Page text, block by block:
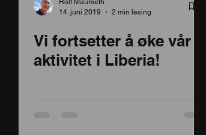
Rolf Maurseth
14. juni 2019
2 min lesing
Vi fortsetter å øke vår
aktivitet i Liberia!